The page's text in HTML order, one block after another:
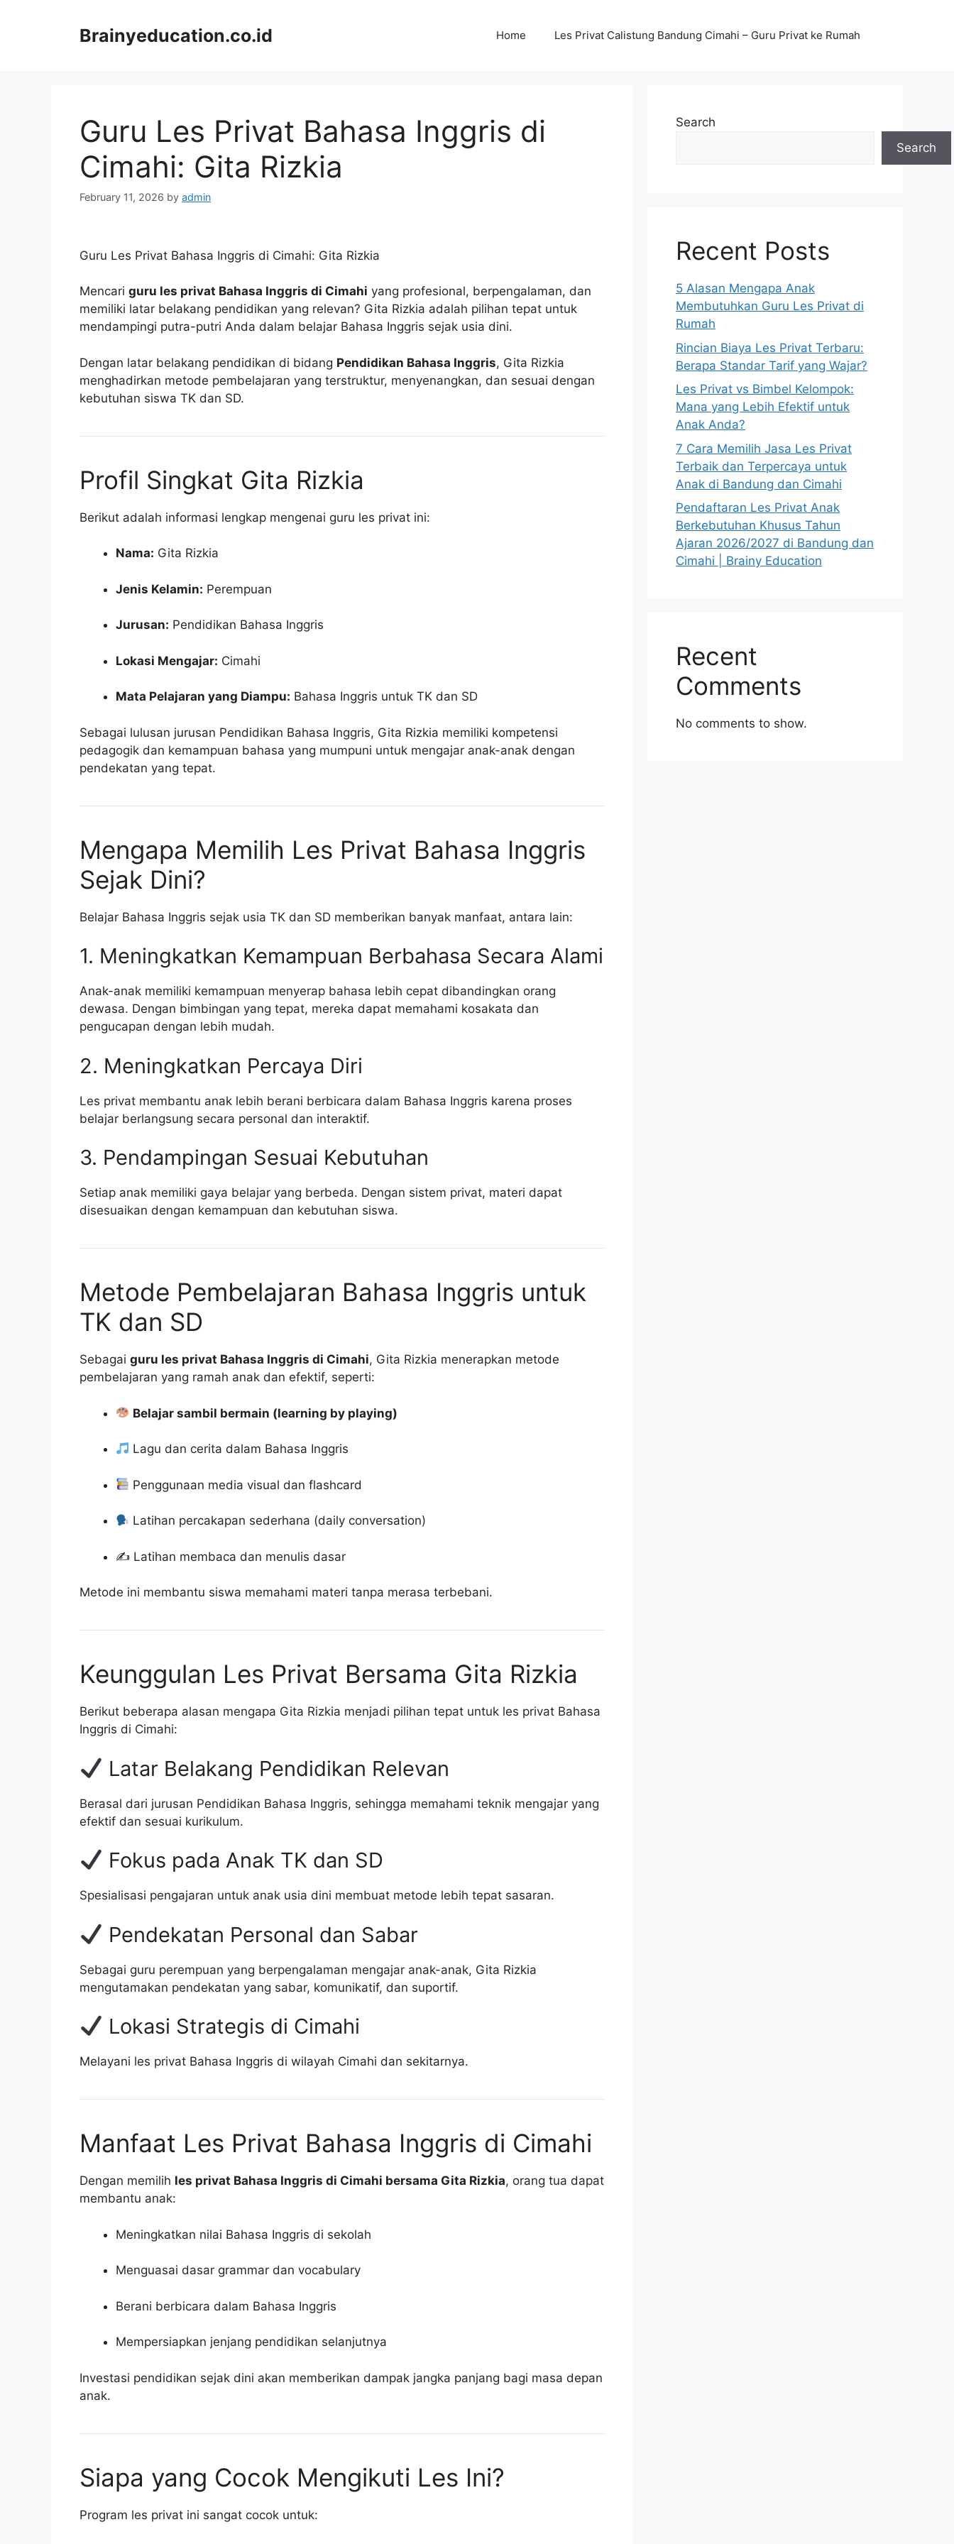
Brainyeducation.co.id Home Les Privat Calistung Bandung Cimahi – Guru Privat ke Rumah
Guru Les Privat Bahasa Inggris di
Cimahi: Gita Rizkia
February 11, 2026 by admin
Guru Les Privat Bahasa Inggris di Cimahi: Gita Rizkia
Mencari guru les privat Bahasa Inggris di Cimahi yang profesional, berpengalaman, dan
memiliki latar belakang pendidikan yang relevan? Gita Rizkia adalah pilihan tepat untuk
mendampingi putra-putri Anda dalam belajar Bahasa Inggris sejak usia dini.
Dengan latar belakang pendidikan di bidang Pendidikan Bahasa Inggris, Gita Rizkia
menghadirkan metode pembelajaran yang terstruktur, menyenangkan, dan sesuai dengan
kebutuhan siswa TK dan SD.
Profil Singkat Gita Rizkia
Berikut adalah informasi lengkap mengenai guru les privat ini:
Nama: Gita Rizkia
Jenis Kelamin: Perempuan
Jurusan: Pendidikan Bahasa Inggris
Lokasi Mengajar: Cimahi
Mata Pelajaran yang Diampu: Bahasa Inggris untuk TK dan SD
Sebagai lulusan jurusan Pendidikan Bahasa Inggris, Gita Rizkia memiliki kompetensi
pedagogik dan kemampuan bahasa yang mumpuni untuk mengajar anak-anak dengan
pendekatan yang tepat.
Mengapa Memilih Les Privat Bahasa Inggris
Sejak Dini?
Belajar Bahasa Inggris sejak usia TK dan SD memberikan banyak manfaat, antara lain:
1. Meningkatkan Kemampuan Berbahasa Secara Alami
Anak-anak memiliki kemampuan menyerap bahasa lebih cepat dibandingkan orang
dewasa. Dengan bimbingan yang tepat, mereka dapat memahami kosakata dan
pengucapan dengan lebih mudah.
2. Meningkatkan Percaya Diri
Les privat membantu anak lebih berani berbicara dalam Bahasa Inggris karena proses
belajar berlangsung secara personal dan interaktif.
3. Pendampingan Sesuai Kebutuhan
Setiap anak memiliki gaya belajar yang berbeda. Dengan sistem privat, materi dapat
disesuaikan dengan kemampuan dan kebutuhan siswa.
Metode Pembelajaran Bahasa Inggris untuk
TK dan SD
Sebagai guru les privat Bahasa Inggris di Cimahi, Gita Rizkia menerapkan metode
pembelajaran yang ramah anak dan efektif, seperti:
Belajar sambil bermain (learning by playing)
Lagu dan cerita dalam Bahasa Inggris
Penggunaan media visual dan flashcard
Latihan percakapan sederhana (daily conversation)
✍️ Latihan membaca dan menulis dasar
Metode ini membantu siswa memahami materi tanpa merasa terbebani.
Keunggulan Les Privat Bersama Gita Rizkia
Berikut beberapa alasan mengapa Gita Rizkia menjadi pilihan tepat untuk les privat Bahasa
Inggris di Cimahi:
Latar Belakang Pendidikan Relevan
Berasal dari jurusan Pendidikan Bahasa Inggris, sehingga memahami teknik mengajar yang
efektif dan sesuai kurikulum.
Fokus pada Anak TK dan SD
Spesialisasi pengajaran untuk anak usia dini membuat metode lebih tepat sasaran.
Pendekatan Personal dan Sabar
Sebagai guru perempuan yang berpengalaman mengajar anak-anak, Gita Rizkia
mengutamakan pendekatan yang sabar, komunikatif, dan suportif.
Lokasi Strategis di Cimahi
Melayani les privat Bahasa Inggris di wilayah Cimahi dan sekitarnya.
Manfaat Les Privat Bahasa Inggris di Cimahi
Dengan memilih les privat Bahasa Inggris di Cimahi bersama Gita Rizkia, orang tua dapat
membantu anak:
Meningkatkan nilai Bahasa Inggris di sekolah
Menguasai dasar grammar dan vocabulary
Berani berbicara dalam Bahasa Inggris
Mempersiapkan jenjang pendidikan selanjutnya
Investasi pendidikan sejak dini akan memberikan dampak jangka panjang bagi masa depan
anak.
Siapa yang Cocok Mengikuti Les Ini?
Program les privat ini sangat cocok untuk:
Search
Search
Recent Posts
5 Alasan Mengapa Anak
Membutuhkan Guru Les Privat di
Rumah
Rincian Biaya Les Privat Terbaru:
Berapa Standar Tarif yang Wajar?
Les Privat vs Bimbel Kelompok:
Mana yang Lebih Efektif untuk
Anak Anda?
7 Cara Memilih Jasa Les Privat
Terbaik dan Terpercaya untuk
Anak di Bandung dan Cimahi
Pendaftaran Les Privat Anak
Berkebutuhan Khusus Tahun
Ajaran 2026/2027 di Bandung dan
Cimahi | Brainy Education
Recent
Comments
No comments to show.